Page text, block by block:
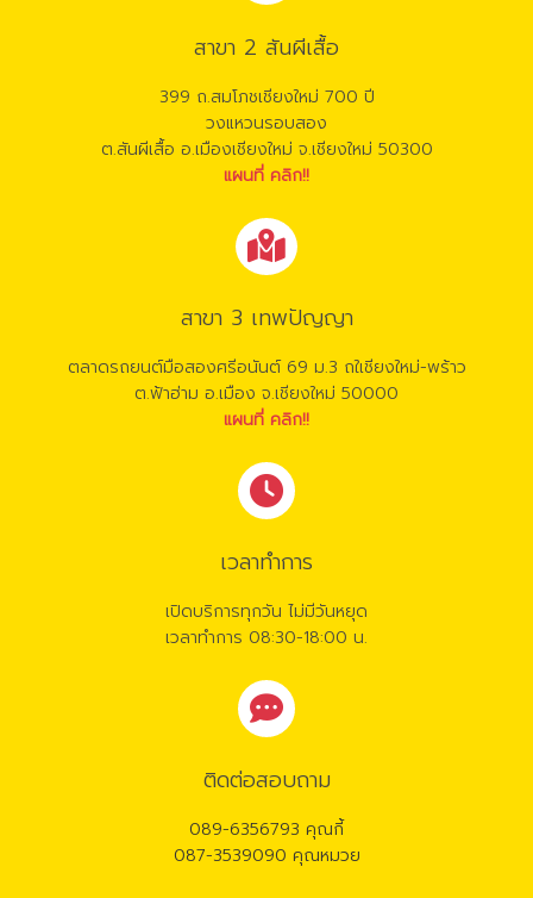
สาขา 2 สันผีเสื้อ
399 ถ.สมโภชเชียงใหม่ 700 ปี
วงแหวนรอบสอง
ต.สันผีเสื้อ อ.เมืองเชียงใหม่ จ.เชียงใหม่ 50300
แผนที่ คลิก!!
สาขา 3 เทพปัญญา
ตลาดรถยนต์มือสองศรีอนันต์ 69 ม.3 ถใเชียงใหม่-พร้าว
ต.ฟ้าฮ่าม อ.เมือง จ.เชียงใหม่ 50000
แผนที่ คลิก!!
เวลาทำการ
เปิดบริการทุกวัน ไม่มีวันหยุด
เวลาทำการ 08:30-18:00 น.
ติดต่อสอบถาม
089-6356793 คุณกี้
087-3539090 คุณหมวย